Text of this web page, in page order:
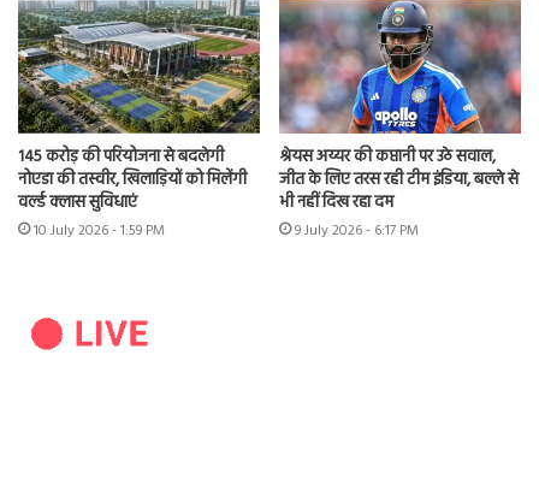
145 करोड़ की परियोजना से बदलेगी
नोएडा की तस्वीर, खिलाड़ियों को मिलेंगी
वर्ल्ड क्लास सुविधाएं
10 July 2026 - 1:59 PM
श्रेयस अय्यर की कप्तानी पर उठे सवाल,
जीत के लिए तरस रही टीम इंडिया, बल्ले से
भी नहीं दिख रहा दम
9 July 2026 - 6:17 PM